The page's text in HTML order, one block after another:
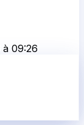
à 09:26